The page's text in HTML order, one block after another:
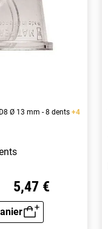
Ø 13 mm - 8 dents+4
5,47 €
rapide